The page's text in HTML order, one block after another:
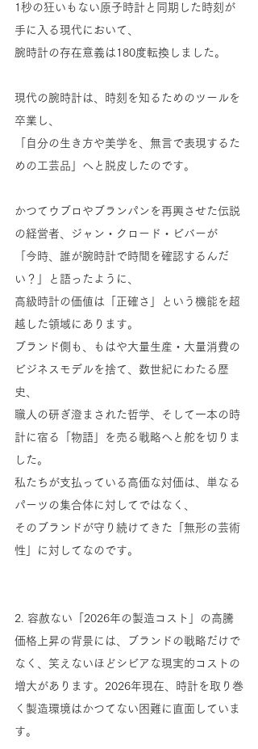
1秒の狂いもない原子時計と同期した時刻が
手に入る現代において、
腕時計の存在意義は180度転換しました。
現代の腕時計は、時刻を知るためのツールを
卒業し、
「自分の生き方や美学を、無言で表現するた
めの工芸品」へと脱皮したのです。
かつてウブロやブランパンを再興させた伝説
の経営者、ジャン・クロード・ビバーが
「今時、誰が腕時計で時間を確認するんだ
い？」と語ったように、
高級時計の価値は「正確さ」という機能を超
越した領域にあります。
ブランド側も、もはや大量生産・大量消費の
ビジネスモデルを捨て、数世紀にわたる歴
史、
職人の研ぎ澄まされた哲学、そして一本の時
計に宿る「物語」を売る戦略へと舵を切りま
した。
私たちが支払っている高価な対価は、単なる
パーツの集合体に対してではなく、
そのブランドが守り続けてきた「無形の芸術
性」に対してなのです。
2. 容赦ない「2026年の製造コスト」の高騰
価格上昇の背景には、ブランドの戦略だけで
なく、笑えないほどシビアな現実的コストの
増大があります。2026年現在、時計を取り巻
く製造環境はかつてない困難に直面していま
す。